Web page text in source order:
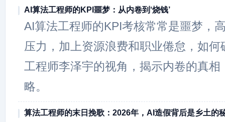
AI算法工程师的KPI噩梦：从内卷到‘烧钱’
AI算法工程师的KPI考核常常是噩梦，
压力，加上资源浪费和职业倦怠，如
工程师李泽宇的视角，揭示内卷的真相
略。
算法工程师的末日挽歌：2026年，AI造假背后是乡土的